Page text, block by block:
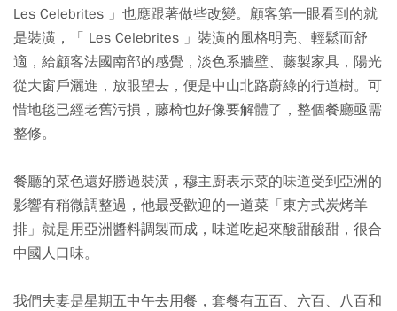
Les Celebrites 」也應跟著做些改變。顧客第一眼看到的就
是裝潢，「 Les Celebrites 」裝潢的風格明亮、輕鬆而舒
適，給顧客法國南部的感覺，淡色系牆壁、藤製家具，陽光
從大窗戶灑進，放眼望去，便是中山北路蔚綠的行道樹。可
惜地毯已經老舊污損，藤椅也好像要解體了，整個餐廳亟需
整修。
餐廳的菜色還好勝過裝潢，穆主廚表示菜的味道受到亞洲的
影響有稍微調整過，他最受歡迎的一道菜「東方式炭烤羊
排」就是用亞洲醬料調製而成，味道吃起來酸甜酸甜，很合
中國人口味。
我們夫妻是星期五中午去用餐，套餐有五百、六百、八百和